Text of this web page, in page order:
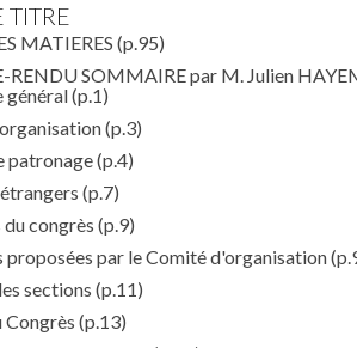
TITRE
MATIERES (p.95)
RENDU SOMMAIRE par M. Julien
général(p.1)
(p.3)
patronage(p.4)
(p.7)
congrès (p.9)
proposées par le Comité d'organisation
sections (p.11)
Congrès (p.13)